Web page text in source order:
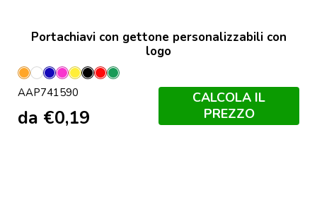
Portachiavi con gettone personalizzabili con
logo
Arancione
Bianco
BluFucsia
Giallo
Nero
RossoVerde
AAP741590
da €0,19
CALCOLA IL
PREZZO